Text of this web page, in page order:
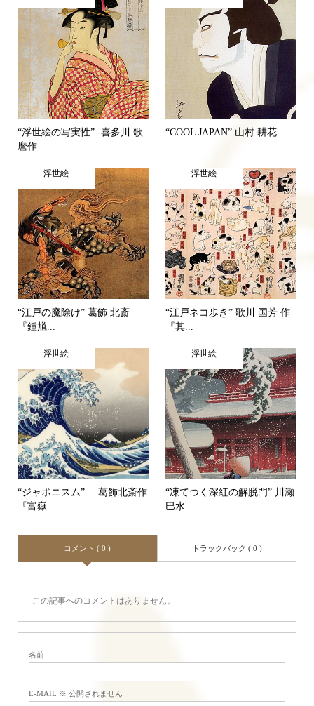
“浮世絵の写実性” -喜多川 歌
麿作...
“COOL JAPAN” 山村 耕花...
浮世絵
“江戸の魔除け” 葛飾 北斎
『鍾馗...
浮世絵
“江戸ネコ歩き” 歌川 国芳 作
『其...
浮世絵
“ジャポニスム” -葛飾北斎作
『富嶽...
浮世絵
“凍てつく深紅の解脱門” 川瀬
巴水...
コメント ( 0 ) トラックバック ( 0 )
この記事へのコメントはありません。
名前
E-MAIL ※ 公開されません